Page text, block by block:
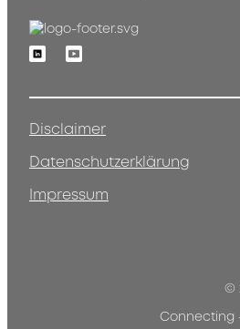
LinkedinYoutube
Disclaimer
Datenschutzerklärung
Impressum
©